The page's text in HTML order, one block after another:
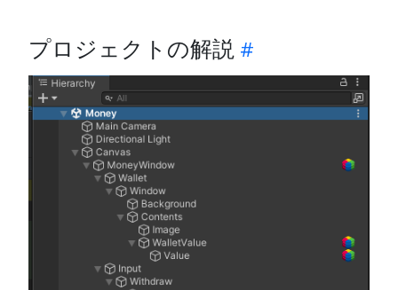
プロジェクトの解説